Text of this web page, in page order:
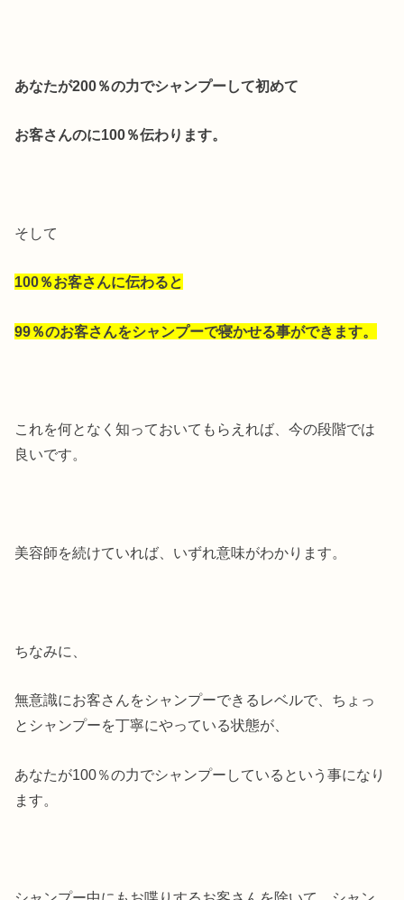
あなたが200％の力でシャンプーして初めて
お客さんのに100％伝わります。
そして
100％お客さんに伝わると
99％のお客さんをシャンプーで寝かせる事ができます。
これを何となく知っておいてもらえれば、今の段階では
良いです。
美容師を続けていれば、いずれ意味がわかります。
ちなみに、
無意識にお客さんをシャンプーできるレベルで、ちょっ
とシャンプーを丁寧にやっている状態が、
あなたが100％の力でシャンプーしているという事になり
ます。